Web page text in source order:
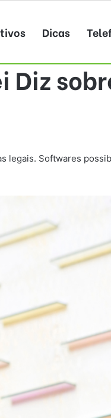
Dicas
Diz
legais. Softwares